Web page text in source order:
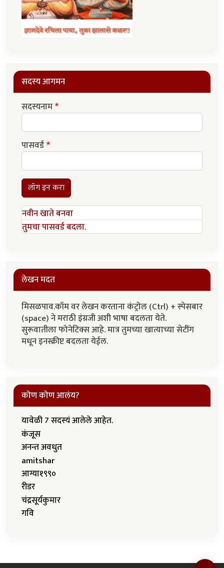
सदस्य आगमन
सदस्यनाम
पासवर्ड
लॉग इन करा
नवीन खाते बनवा
तुमचा पासवर्ड बदला.
लेखन मदत
मिसळपाव.कॉम वर लेखन करताना कंट्रोल (Ctrl) + स्पेसबार
(space) ने मराठी इंग्रजी अशी भाषा बदलता येते.
सुरूवातीला फोनेटिक्स आहे. मात्र तुमच्या खात्याच्या सेटींग
मधून इनस्क्रीप्ट बदलता येईल.
कोण कोण आलंय?
यावेळी 7 सदस्यं आलेले आहेत.
कंजूस
अनन्त अवधुत
amitshar
आग्या१९९०
रीडर
चंद्रसूर्यकुमार
गवि